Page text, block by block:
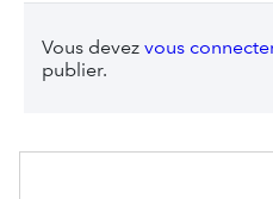
Vous devez vous
publier.